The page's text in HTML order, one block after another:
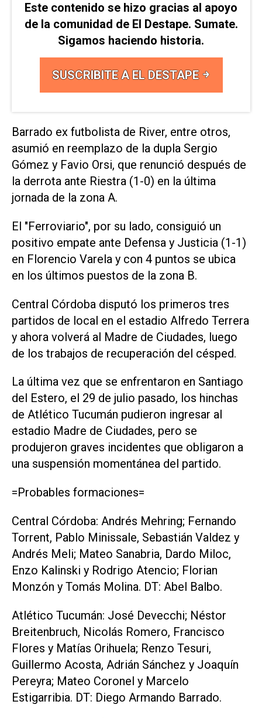
Este contenido se hizo gracias al apoyo
de la comunidad de El Destape. Sumate.
Sigamos haciendo historia.
SUSCRIBITE A EL DESTAPE
Barrado ex futbolista de River, entre otros,
asumió en reemplazo de la dupla Sergio
Gómez y Favio Orsi, que renunció después de
la derrota ante Riestra (1-0) en la última
jornada de la zona A.
El "Ferroviario", por su lado, consiguió un
positivo empate ante Defensa y Justicia (1-1)
en Florencio Varela y con 4 puntos se ubica
en los últimos puestos de la zona B.
Central Córdoba disputó los primeros tres
partidos de local en el estadio Alfredo Terrera
y ahora volverá al Madre de Ciudades, luego
de los trabajos de recuperación del césped.
La última vez que se enfrentaron en Santiago
del Estero, el 29 de julio pasado, los hinchas
de Atlético Tucumán pudieron ingresar al
estadio Madre de Ciudades, pero se
produjeron graves incidentes que obligaron a
una suspensión momentánea del partido.
=Probables formaciones=
Central Córdoba: Andrés Mehring; Fernando
Torrent, Pablo Minissale, Sebastián Valdez y
Andrés Meli; Mateo Sanabria, Dardo Miloc,
Enzo Kalinski y Rodrigo Atencio; Florian
Monzón y Tomás Molina. DT: Abel Balbo.
Atlético Tucumán: José Devecchi; Néstor
Breitenbruch, Nicolás Romero, Francisco
Flores y Matías Orihuela; Renzo Tesuri,
Guillermo Acosta, Adrián Sánchez y Joaquín
Pereyra; Mateo Coronel y Marcelo
Estigarribia. DT: Diego Armando Barrado.